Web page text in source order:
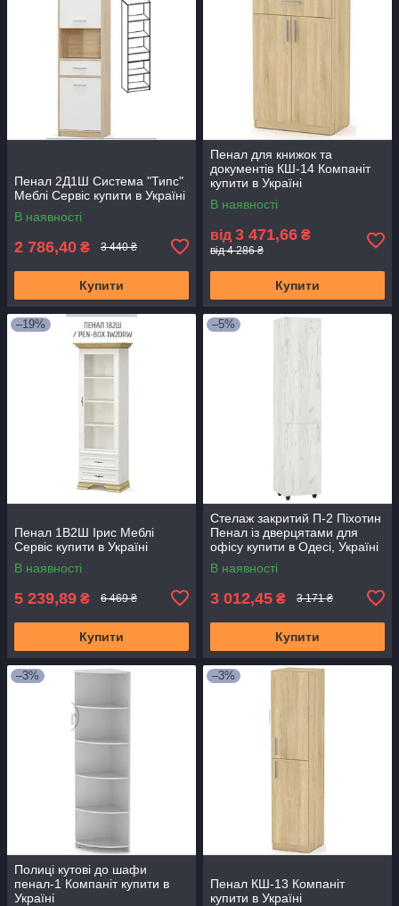
Пенал 2Д1Ш Система "Типс"
Меблі Сервіс купити в Україні
В наявності
2 786,40 ₴ 3 440 ₴
Купити
Пенал для книжок та
документів КШ-14 Компаніт
купити в Україні
В наявності
від 3 471,66 ₴
від 4 286 ₴
Купити
–19%
Пенал 1В2Ш Ірис Меблі
Сервіс купити в Україні
В наявності
5 239,89 ₴ 6 469 ₴
Купити
–5%
Стелаж закритий П-2 Піхотин
Пенал із дверцятами для
офісу купити в Одесі, Україні
В наявності
3 012,45 ₴ 3 171 ₴
Купити
–3%
Полиці кутові до шафи
пенал-1 Компаніт купити в
Україні
–3%
Пенал КШ-13 Компаніт
купити в Україні